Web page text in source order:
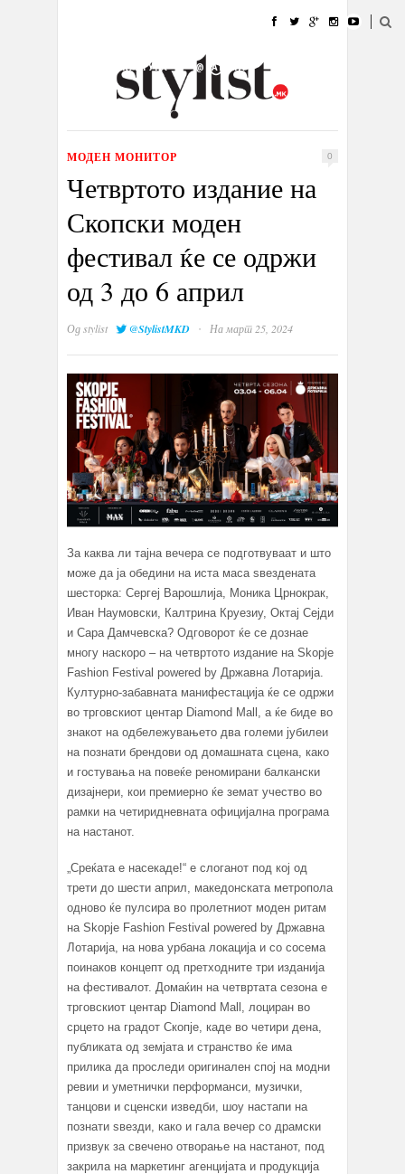
УБАВИНА
КУЛТУРА @РАБОТА
ИЗЛОГ
МОДЕН МОНИТОР 0
Четвртото издание на
Скопски моден
фестивал ќе се одржи
од 3 до 6 април
Одstylist @StylistMKD · На март 25, 2024
За каква ли тајна вечера се подготвуваат и што
може да ја обедини на иста маса ѕвездената
шесторка: Сергеј Варошлија, Моника Црнокрак,
Иван Наумовски, Калтрина Круезиу, Октај Сејди
и Сара Дамчевска? Одговорот ќе се дознае
многу наскоро – на четвртото издание на Skopje
Fashion Festival powered by Државна Лотарија.
Културно-забавната манифестација ќе се одржи
во трговскиот центар Diamond Mall, a ќе биде во
знакот на одбележувањето два големи јубилеи
на познати брендови од домашната сцена, како
и гостувања на повеќе реномирани балкански
дизајнери, кои премиерно ќе земат учество во
рамки на четиридневната официјална програма
на настанот.
„Среќата е насекаде!“ е слоганот под кој од
трети до шести април, македонската метропола
одново ќе пулсира во пролетниот моден ритам
на Skopje Fashion Festival powered by Државна
Лотарија, на нова урбана локација и со сосема
поинаков концепт од претходните три изданија
на фестивалот. Домаќин на четвртата сезона е
трговскиот центар Diamond Mall, лоциран во
срцето на градот Скопје, каде во четири дена,
публиката од земјата и странство ќе има
прилика да проследи оригинален спој на модни
ревии и уметнички перформанси, музички,
танцови и сценски изведби, шоу настапи на
познати ѕвезди, како и гала вечер со драмски
призвук за свечено отворање на настанот, под
закрила на маркетинг агенцијата и продукција